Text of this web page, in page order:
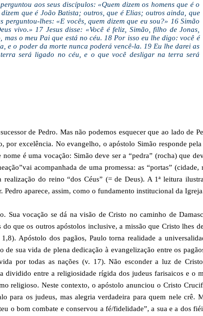
aos seus discípulos: «Quem dizem os homens que é o
que é João Batista; outros, que é Elias; outros ainda, que
perguntou-lhes: «E vocês, quem dizem que eu sou?» 16 Simão
vivo.» 17 Jesus disse: «Você é feliz, Simão, filho de Jonas,
o meu Pai que está no céu. 18 Por isso eu lhe digo: você é
e o poder da morte nunca poderá vencê-la. 19 Eu lhe darei as
será ligado no céu, e o que você desligar na terra será
de Pedro. Mas não podemos esquecer que ao lado de
por excelência. No evangelho, o apóstolo Simão responde pela
é uma vocação: Simão deve ser a “pedra” (rocha) que
acompanhada de uma promessa: as “portas” (cidade,
do reino “dos Céus” (= de Deus). A 1ª leitura
Pedro aparece, assim, como o fundamento institucional da
Sua vocação se dá na visão de Cristo no caminho de
que os outros apóstolos inclusive, a missão que Cristo lhes
Apóstolo dos pagãos, Paulo torna realidade a
sua vida de plena dedicação à evangelização entre os
por todas as nações (v. 17). Não esconder a luz de
dividido entre a religiosidade rígida dos judeus farisaicos e o
religioso. Neste contexto, o apóstolo anunciou o Cristo
para os judeus, mas alegria verdadeira para quem nele crê.
o bom combate e conservou a fé/fidelidade”, a sua e a dos